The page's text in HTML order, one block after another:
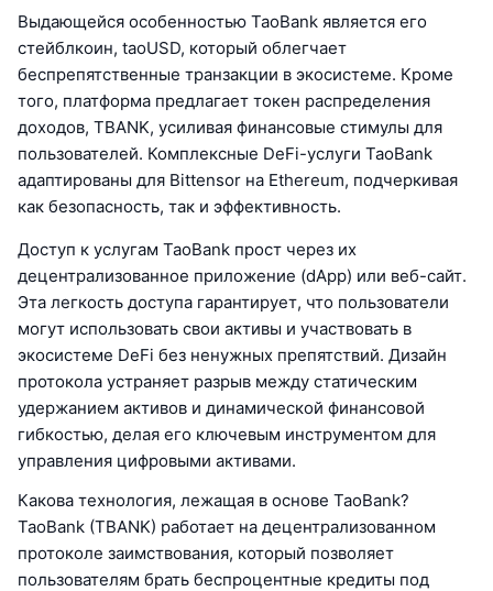
Выдающейся особенностью TaoBank является его
стейблкоин, taoUSD, который облегчает
беспрепятственные транзакции в экосистеме. Кроме
того, платформа предлагает токен распределения
доходов, TBANK, усиливая финансовые стимулы для
пользователей. Комплексные DeFi-услуги TaoBank
адаптированы для Bittensor на Ethereum, подчеркивая
как безопасность, так и эффективность.
Доступ к услугам TaoBank прост через их
децентрализованное приложение (dApp) или веб-сайт.
Эта легкость доступа гарантирует, что пользователи
могут использовать свои активы и участвовать в
экосистеме DeFi без ненужных препятствий. Дизайн
протокола устраняет разрыв между статическим
удержанием активов и динамической финансовой
гибкостью, делая его ключевым инструментом для
управления цифровыми активами.
Какова технология, лежащая в основе TaoBank?
TaoBank (TBANK) работает на децентрализованном
протоколе заимствования, который позволяет
пользователям брать беспроцентные кредиты под